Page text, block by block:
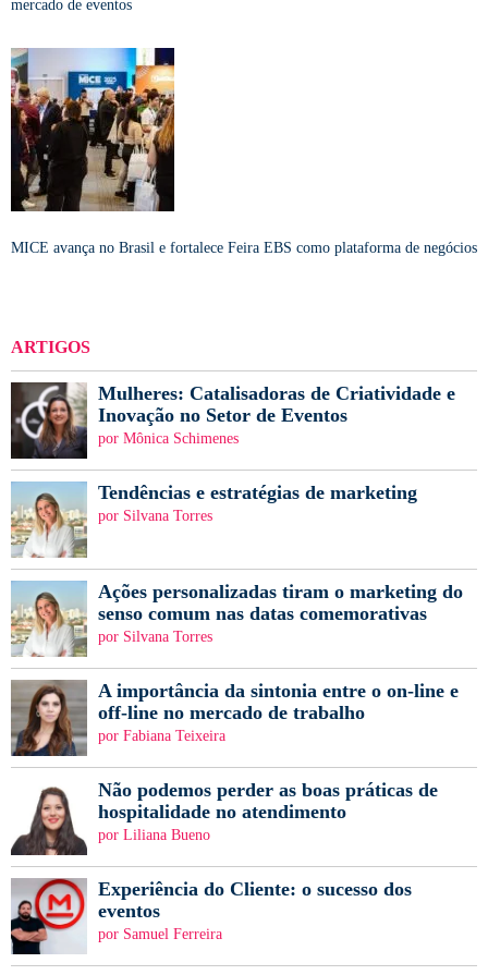
mercado de eventos
MICE avança no Brasil e fortalece Feira EBS como plataforma de negócios
ARTIGOS
Mulheres: Catalisadoras de Criatividade e
Inovação no Setor de Eventos
por Mônica Schimenes
Tendências e estratégias de marketing
por Silvana Torres
Ações personalizadas tiram o marketing do
senso comum nas datas comemorativas
por Silvana Torres
A importância da sintonia entre o on-line e
off-line no mercado de trabalho
por Fabiana Teixeira
Não podemos perder as boas práticas de
hospitalidade no atendimento
por Liliana Bueno
Experiência do Cliente: o sucesso dos
eventos
por Samuel Ferreira